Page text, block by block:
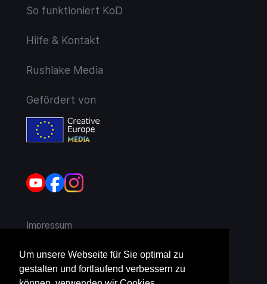
Um unsere Webseite für Sie optimal zu
gestalten und fortlaufend verbessern zu
So funktioniert KoD
Hilfe & Kontakt
Rushlake Media
Gefördert von
Impressum
AGB
Widerruf